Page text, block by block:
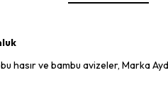
ve bambu avizeler, Marka